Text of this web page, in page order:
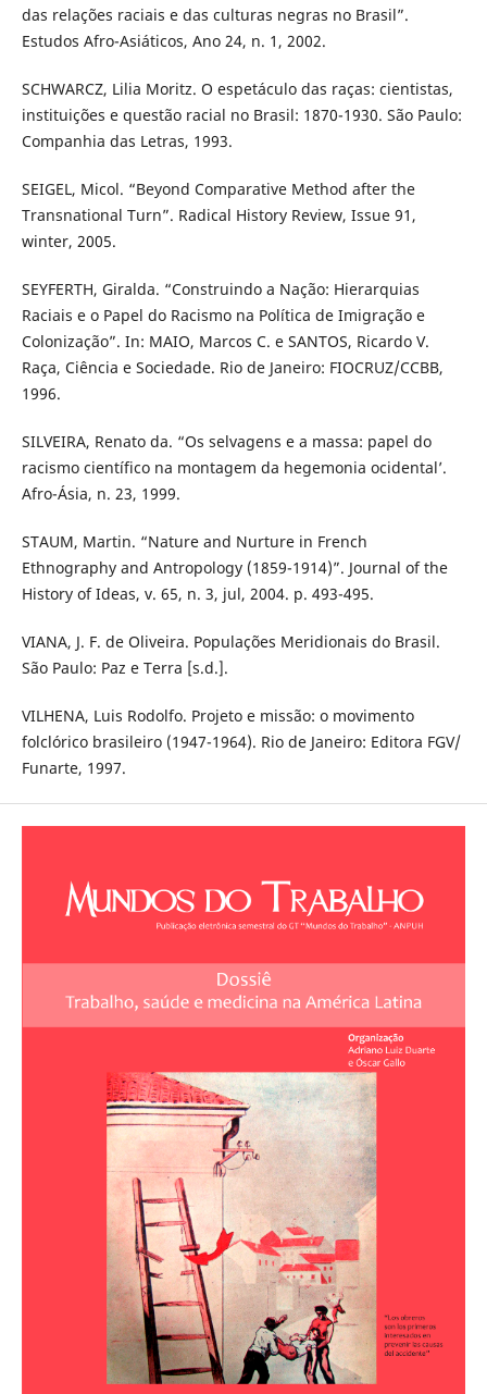
das relações raciais e das culturas negras no Brasil”.
Estudos Afro-Asiáticos, Ano 24, n. 1, 2002.
SCHWARCZ, Lilia Moritz. O espetáculo das raças: cientistas,
instituições e questão racial no Brasil: 1870-1930. São Paulo:
Companhia das Letras, 1993.
SEIGEL, Micol. “Beyond Comparative Method after the
Transnational Turn”. Radical History Review, Issue 91,
winter, 2005.
SEYFERTH, Giralda. “Construindo a Nação: Hierarquias
Raciais e o Papel do Racismo na Política de Imigração e
Colonização”. In: MAIO, Marcos C. e SANTOS, Ricardo V.
Raça, Ciência e Sociedade. Rio de Janeiro: FIOCRUZ/CCBB,
1996.
SILVEIRA, Renato da. “Os selvagens e a massa: papel do
racismo científico na montagem da hegemonia ocidental’.
Afro-Ásia, n. 23, 1999.
STAUM, Martin. “Nature and Nurture in French
Ethnography and Antropology (1859-1914)”. Journal of the
History of Ideas, v. 65, n. 3, jul, 2004. p. 493-495.
VIANA, J. F. de Oliveira. Populações Meridionais do Brasil.
São Paulo: Paz e Terra [s.d.].
VILHENA, Luis Rodolfo. Projeto e missão: o movimento
folclórico brasileiro (1947-1964). Rio de Janeiro: Editora FGV/
Funarte, 1997.